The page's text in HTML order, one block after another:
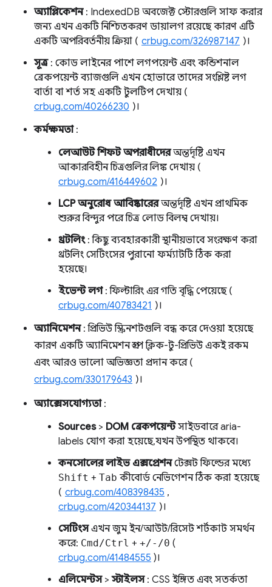
অ্যাপ্লিকেশন: IndexedDB অবজেক্ট স্টোরগুলি সাফ করার
জন্য এখন একটি নিশ্চিতকরণ ডায়ালগ রয়েছে কারণ এটি
একটি অপরিবর্তনীয় ক্রিয়া ( crbug.com/326987147 )।
সূত্র: কোড লাইনের পাশে লগপয়েন্ট এবং কন্ডিশনাল
ব্রেকপয়েন্ট ব্যাজগুলি এখন হোভারে তাদের সংশ্লিষ্ট লগ
বার্তা বা শর্ত সহ একটি টুলটিপ দেখায় (
crbug.com/40266230 )।
কর্মক্ষমতা:
লেআউট শিফট অপরাধীদেরঅন্তর্দৃষ্টি এখন
আকারবিহীন চিত্রগুলির লিঙ্ক দেখায় (
crbug.com/416449602 )।
LCP অনুরোধ আবিষ্কারেরঅন্তর্দৃষ্টি এখন প্রাথমিক
শুরুর বিন্দুর পরে চিত্র লোড বিলম্ব দেখায়।
থ্রটলিং: কিছু ব্যবহারকারী স্থানীয়ভাবে সংরক্ষণ করা
থ্রটলিং সেটিংসের পুরানো ফর্ম্যাটটি ঠিক করা
হয়েছে।
ইভেন্ট লগ: ফিল্টারিং এর গতি বৃদ্ধি পেয়েছে (
crbug.com/40783421 )।
অ্যানিমেশন: প্রিভিউ স্ক্রিনশটগুলি বন্ধ করে দেওয়া হয়েছে
কারণ একটি অ্যানিমেশন গ্রুপ ক্লিক-টু-প্রিভিউ একই রকম
এবং আরও ভালো অভিজ্ঞতা প্রদান করে (
crbug.com/330179643 )।
অ্যাক্সেসযোগ্যতা:
Sources> DOM ব্রেকপয়েন্টসাইডবারে aria-
labels যোগ করা হয়েছে, যখন উপস্থিত থাকবে।
কনসোলের লাইভ এক্সপ্রেশনটেক্সট ফিল্ডের মধ্যে
Shift + Tab কীবোর্ড নেভিগেশন ঠিক করা হয়েছে
( crbug.com/408398435 ,
crbug.com/420344137 )।
সেটিংসএখন জুম ইন/আউট/রিসেট শর্টকাট সমর্থন
করে: Cmd/Ctrl + +/-/0 (
crbug.com/41484555 )।
এলিমেন্টস>স্টাইলস: CSS ইঙ্গিত এবং সতর্কতা